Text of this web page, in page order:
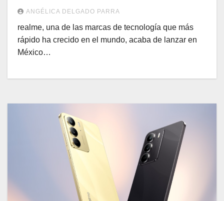
ANGÉLICA DELGADO PARRA
realme, una de las marcas de tecnología que más
rápido ha crecido en el mundo, acaba de lanzar en
México…